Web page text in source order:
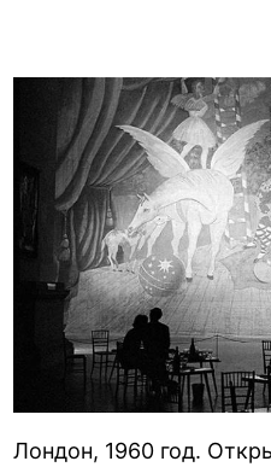
Лондон, 1960 год.